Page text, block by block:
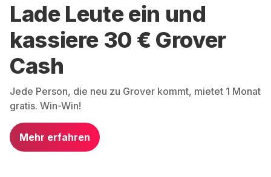
Lade Leute ein und
kassiere 30 € Grover
Cash
Jede Person, die neu zu Grover kommt, mietet 1 Monat
gratis. Win-Win!
Mehr erfahren